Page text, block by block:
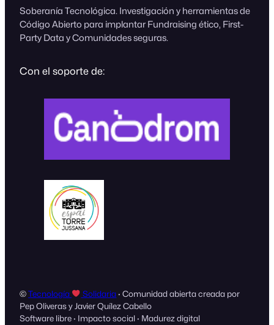
Soberanía Tecnológica. Investigación y herramientas de
Código Abierto para implantar Fundraising ético, First-
Party Data y Comunidades seguras.
Con el soporte de:
©Tecnología Solidaria· Comunidad abierta creada por
Pep Oliveras y Javier Quílez Cabello
Software libre · Impacto social · Madurez digital